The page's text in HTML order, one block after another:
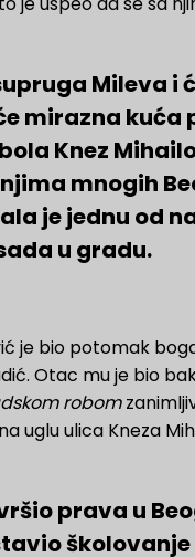
Mileva i
mirazna kuća
Knez
mnogih
je jednu od
u gradu.
je bio potomak
Otac mu je bio
robom
uglu ulica Kneza
prava u
školovanje